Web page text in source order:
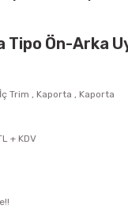
Tipo Ön-Arka
İç Trim , Kaporta , Kaporta
+ KDV